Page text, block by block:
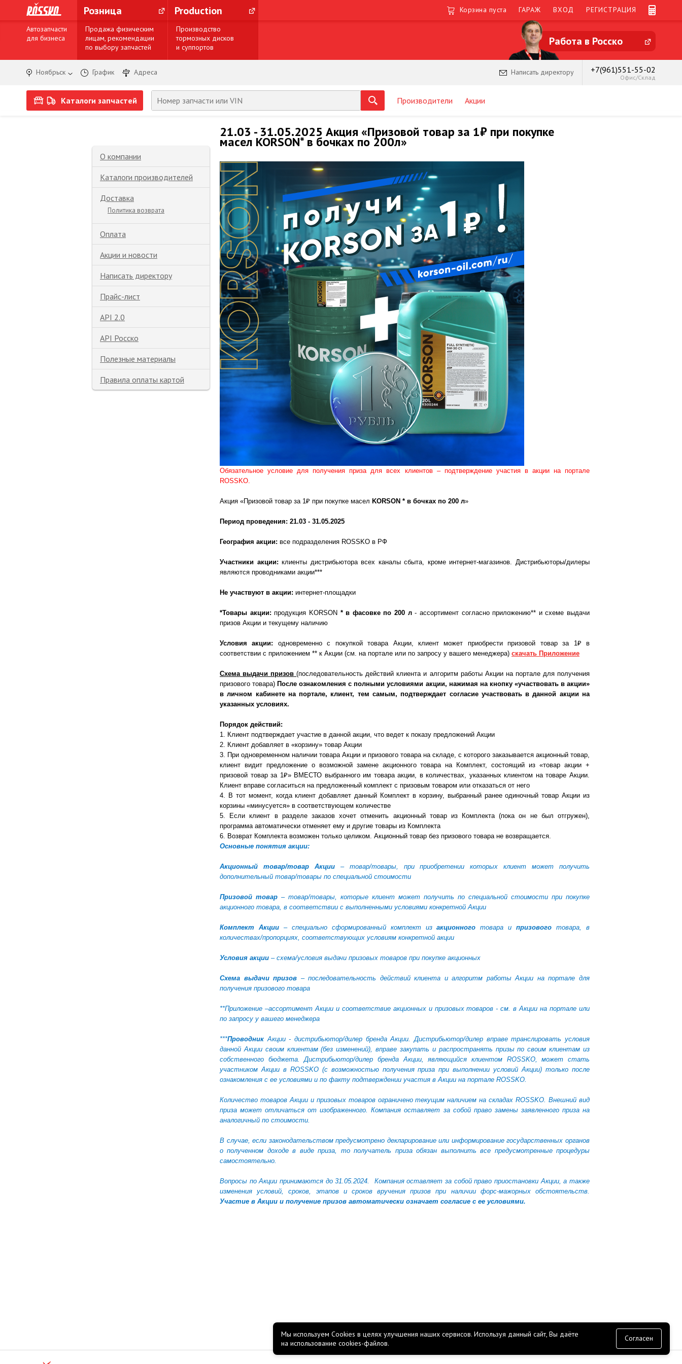
Мы используем Cookies в целях улучшения наших сервисов. Используя данный сайт, Вы даёте
на использование cookies-файлов.
Согласен
Розница Production Корзина пуста ГАРАЖ ВХОД РЕГИСТРАЦИЯ
Автозапчасти
для бизнеса
Продажа физическим
лицам, рекомендации
по выбору запчастей
Производство
тормозных дисков
и суппортов
Работа в Росско
Ноябрьск График Адреса Написать директору +7(961)551-55-02
Офис/Склад
Каталоги запчастей Производители Акции
О компании
Каталоги производителей
Доставка
Политика возврата
Оплата
Акции и новости
Написать директору
Прайс-лист
API 2.0
API Росско
Полезные материалы
Правила оплаты картой
21.03 - 31.05.2025 Акция «Призовой товар за 1₽ при покупке
масел KORSON* в бочках по 200л»
Обязательное условие для получения приза для всех клиентов – подтверждение участия в акции на портале
ROSSKO.
Акция «Призовой товар за 1₽ при покупке масел KORSON * в бочках по 200 л»
Период проведения: 21.03 - 31.05.2025
География акции: все подразделения ROSSKO в РФ
Участники акции:клиенты дистрибьютора всех каналы сбыта, кроме интернет-магазинов. Дистрибьюторы/дилеры
являются проводниками акции***
Не участвуют в акции: интернет-площадки
*Товары акции: продукция KORSON * в фасовке по 200 л- ассортимент согласно приложению** и схеме выдачи
призов Акции и текущему наличию
Условия акции: одновременно с покупкой товара Акции, клиент может приобрести призовой товар за 1₽ в
соответствии с приложением ** к Акции (см. на портале или по запросу у вашего менеджера) скачать Приложение
Схема выдачи призов (последовательность действий клиента и алгоритм работы Акции на портале для получения
призового товара) После ознакомления с полными условиями акции, нажимая на кнопку «участвовать в акции»
в личном кабинете на портале, клиент, тем самым, подтверждает согласие участвовать в данной акции на
указанных условиях.
Порядок действий:
1. Клиент подтверждает участие в данной акции, что ведет к показу предложений Акции
2. Клиент добавляет в «корзину» товар Акции
3. При одновременном наличии товара Акции и призового товара на складе, с которого заказывается акционный товар,
клиент видит предложение о возможной замене акционного товара на Комплект, состоящий из «товар акции +
призовой товар за 1₽» ВМЕСТО выбранного им товара акции, в количествах, указанных клиентом на товаре Акции.
Клиент вправе согласиться на предложенный комплект с призовым товаром или отказаться от него
4. В тот момент, когда клиент добавляет данный Комплект в корзину, выбранный ранее одиночный товар Акции из
корзины «минусуется» в соответствующем количестве
5. Если клиент в разделе заказов хочет отменить акционный товар из Комплекта (пока он не был отгружен),
программа автоматически отменяет ему и другие товары из Комплекта
6. Возврат Комплекта возможен только целиком. Акционный товар без призового товара не возвращается.
Основные понятия акции:
Акционный товар/товар Акции– товар/товары, при приобретении которых клиент может получить
дополнительный товар/товары по специальной стоимости
Призовой товар – товар/товары, которые клиент может получить по специальной стоимости при покупке
акционного товара, в соответствии с выполненными условиями конкретной Акции
Комплект Акции– специально сформированный комплект изакционного товара ипризового товара, в
количествах/пропорциях, соответствующих условиям конкретной акции
Условия акции – схема/условия выдачи призовых товаров при покупке акционных
Схема выдачи призов – последовательность действий клиента и алгоритм работы Акции на портале для
получения призового товара
**Приложение –ассортимент Акции и соответствие акционных и призовых товаров - см. в Акции на портале или
по запросу у вашего менеджера
***Проводник Акции - дистрибьютор/дилер бренда Акции. Дистрибьютор/дилер вправе транслировать условия
данной Акции своим клиентам (без изменений), вправе закупать и распространять призы по своим клиентам из
собственного бюджета. Дистрибьютор/дилер бренда Акции, являющийся клиентом ROSSKO, может стать
участником Акции в ROSSKO (с возможностью получения приза при выполнении условий Акции) только после
ознакомления с ее условиями и по факту подтверждении участия в Акции на портале ROSSKO.
Количество товаров Акции и призовых товаров ограничено текущим наличием на складахROSSKO. Внешний вид
приза может отличаться от изображенного. Компания оставляет за собой право замены заявленного приза на
аналогичный по стоимости.
В случае, если законодательством предусмотрено декларирование или информирование государственных органов
о полученном доходе в виде приза, то получатель приза обязан выполнить все предусмотренные процедуры
самостоятельно.
Вопросы по Акции принимаются до 31.05.2024.
Компания оставляет за собой право приостановки Акции, а также
изменения условий, сроков, этапов и сроков вручения призов при наличии форс-мажорных обстоятельств.
Участие в Акции и получение призов автоматически означает согласие с ее условиями.